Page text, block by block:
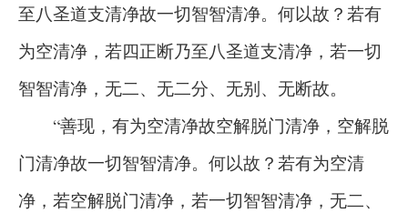
至八圣道支清净故一切智智清净。何以故？若有
为空清净，若四正断乃至八圣道支清净，若一切
智智清净，无二、无二分、无别、无断故。
“善现，有为空清净故空解脱门清净，空解脱
门清净故一切智智清净。何以故？若有为空清
净，若空解脱门清净，若一切智智清净，无二、